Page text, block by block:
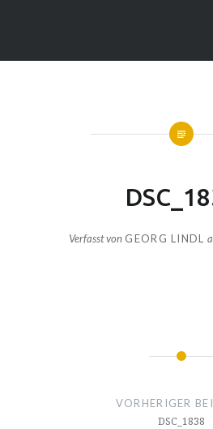
Verfasst von GEORG LINDL
VORHERIGER
DSC_1838